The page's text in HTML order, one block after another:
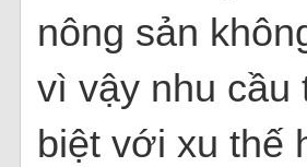
nông sản
vì vậy nhu
biệt với xu thế